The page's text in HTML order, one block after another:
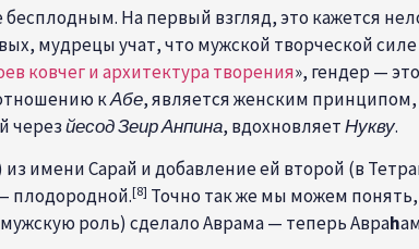
бесплодным. На первый взгляд, это кажется
мудрецы учат, что мужской творческой
ковчег и архитектура творения», гендер —
кАбе, является женским принципом,
черезйесодЗеир Анпина, вдохновляетНукву.
имени Сарай и добавление ей второй (в
плодородной.[8] Точно так же мы можем
роль) сделало Аврама — теперь Авраh